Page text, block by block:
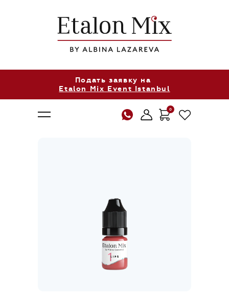
Подать заявку на
Etalon Mix Event Istanbul
0
Продукция
Где купить
Обучение